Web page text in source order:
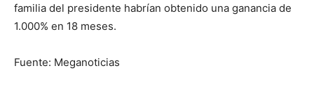
familia del presidente habrían obtenido una ganancia de
1.000% en 18 meses.
Fuente: Meganoticias